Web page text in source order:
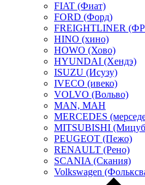
FIAT (Фиат)
FORD (Форд)
FREIGHTLINER
HINO (хино)
HOWO (Хово)
HYUNDAI (Хендэ)
ISUZU (Исузу)
IVECO (ивеко)
VOLVO (Вольво)
MAN, МАН
MERCEDES
MITSUBISHI
PEUGEOT (Пежо)
RENAULT (Рено)
SCANIA (Скания)
Volkswagen